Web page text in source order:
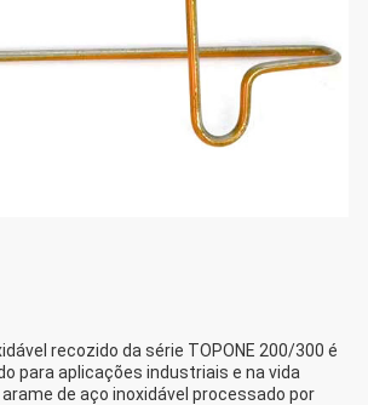
recozido da série TOPONE 200/300 é
para aplicações industriais e na vida
de aço inoxidável processado por